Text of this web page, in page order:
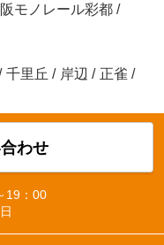
モノレール彩都 /
千里丘 / 岸辺 / 正雀 /
わせ
19：00